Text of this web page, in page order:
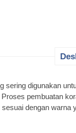
sering digunakan
pembuatan
dengan